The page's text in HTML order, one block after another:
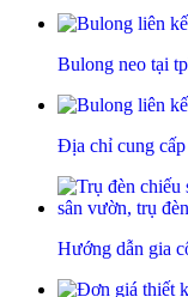
Bulong neo tại
Địa chỉ cung
Hướng dẫn gia